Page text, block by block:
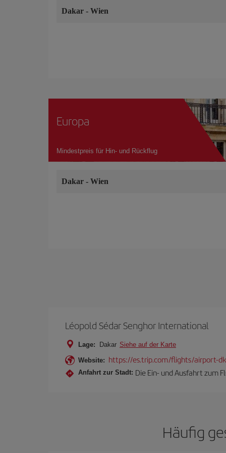
Dakar - Wien
Europa
Mindestpreis für Hin- und Rückflug
Dakar - Wien
Léopold Sédar Senghor International
Lage: Dakar Siehe auf der Karte
Website: https://es.trip.com/flights/airport-
Anfahrt zur Stadt: Die Ein- und Ausfahrt zum
Häufig